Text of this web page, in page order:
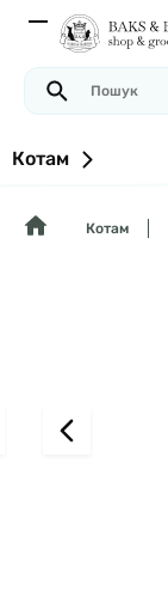
Котам
Котам